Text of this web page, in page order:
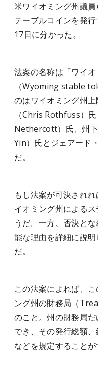
米ワイオミング州議
テーブルコインを発
17日に分かった。
法案の名称は「ワイ
（Wyoming stable
のはワイオミング州
（Chris Rothfuss）
Nethercott）氏、州
Yin）氏とジェアード
だ。
もし法案が可決され
イオミング州による
うだ。一方、否決と
能な理由を詳細に説
だ。
この法案によれば、
ング州の財務局（
のこと。州の財務局
でき、その発行総額
などを規定することが